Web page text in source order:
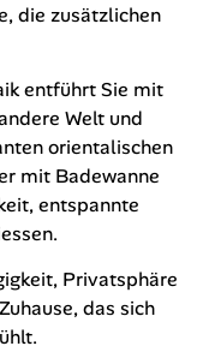
die zusätzlichen
entführt Sie mit
Welt und
orientalischen
mit Badewanne
entspannte
Privatsphäre
das sich